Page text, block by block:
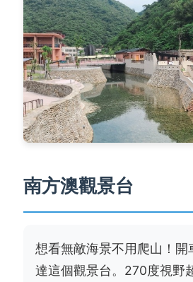
南方澳觀景台
想看無敵海景不用爬山！開
達這個觀景台。270度視野